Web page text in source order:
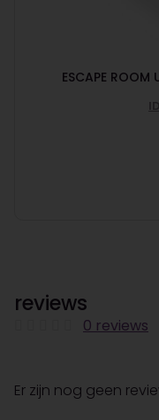
ESCAPE ROOM
reviews
0 reviews
Er zijn nog geen